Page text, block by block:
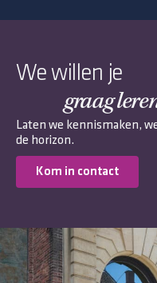
We willen je
graag
Laten we kennismaken,
de horizon.
Kom in contact